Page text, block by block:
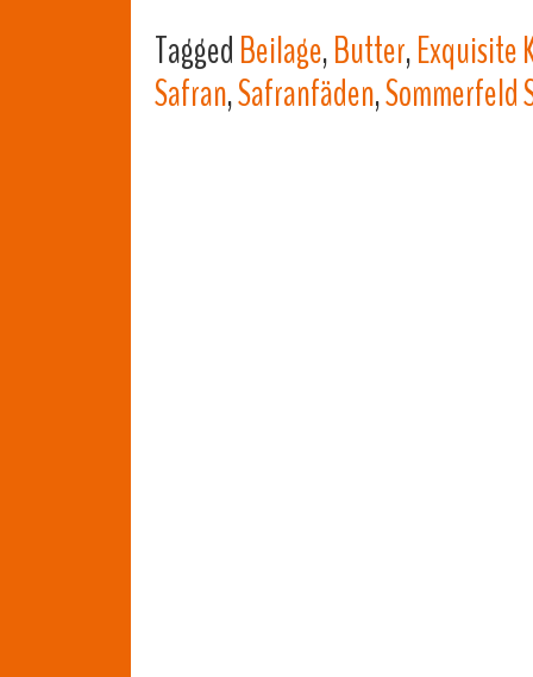
TaggedBeilage,Butter,Exquisite
Safran,Safranfäden,Sommerfeld